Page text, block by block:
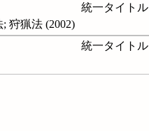
統一タイトル
狩猟法 (2002)
統一タイトル